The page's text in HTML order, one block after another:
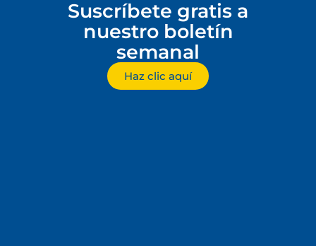
Suscríbete gratis a
nuestro boletín
semanal
Haz clic aquí